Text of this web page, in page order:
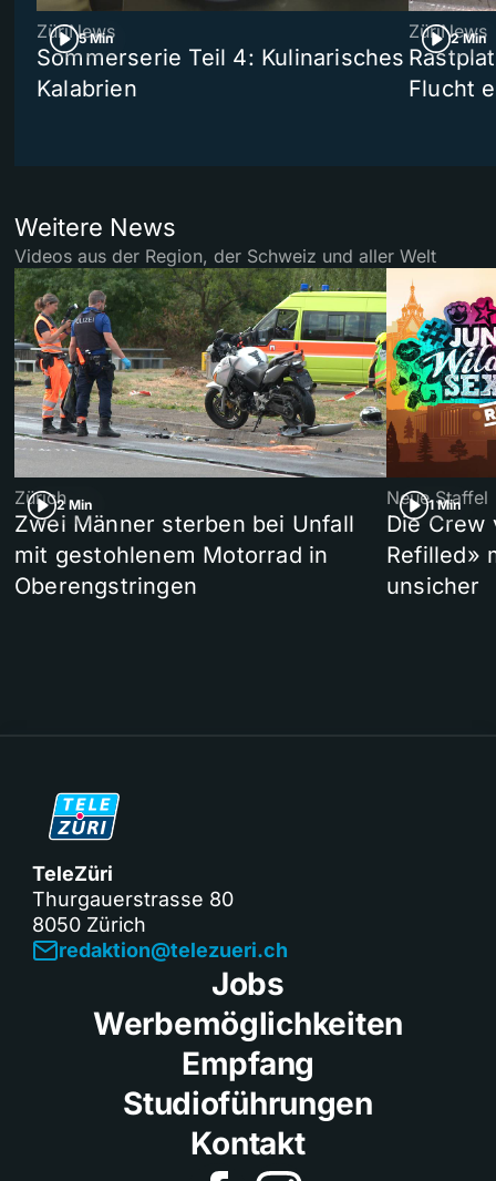
5 Min
ZüriNews
Sommerserie Teil 4: Kulinarisches
Kalabrien
2 Min
ZüriNews
Flucht
Weitere News
Videos aus der Region, der Schweiz und aller Welt
2 Min
Zürich
Zwei Männer sterben bei Unfall
mit gestohlenem Motorrad in
Oberengstringen
1 Min
Neue Staffel
Die Crew
Refilled»
unsicher
TeleZüri
Thurgauerstrasse 80
8050 Zürich
redaktion@telezueri.ch
Jobs
Werbemöglichkeiten
Empfang
Studioführungen
Kontakt